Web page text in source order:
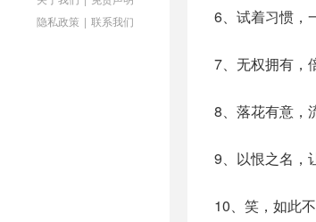
隐私政策 | 联系我们 6、试着习惯，
7、无权拥有，
8、落花有意，
9、以恨之名，
10、笑，如此不